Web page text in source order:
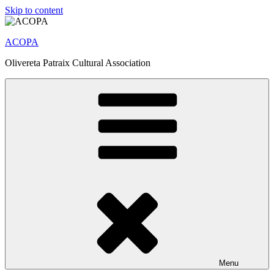
Skip to content
ACOPA
Olivereta Patraix Cultural Association
Menu